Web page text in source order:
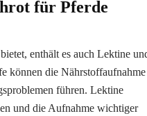
für Pferde
enthält es auch Lektine
können die Nährstoffaufnahme
führen. Lektine
und die Aufnahme wichtiger